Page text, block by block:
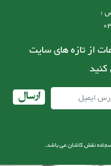
:
از تازه های سایت
کنید
ارسال
نقش کاشان می باشد.